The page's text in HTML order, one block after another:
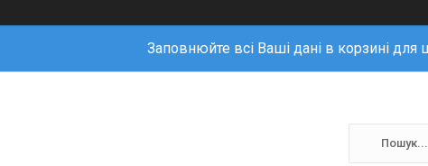
Заповнюйте всі Ваші дані в корзині для